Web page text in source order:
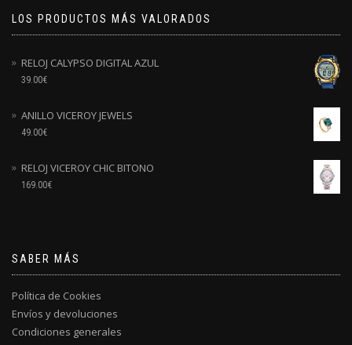
LOS PRODUCTOS MÁS VALORADOS
RELOJ CALYPSO DIGITAL AZUL
39.00€
ANILLO VICEROY JEWELS
49.00€
RELOJ VICEROY CHIC BITONO
169.00€
SABER MÁS
Política de Cookies
Envíos y devoluciones
Condiciones generales